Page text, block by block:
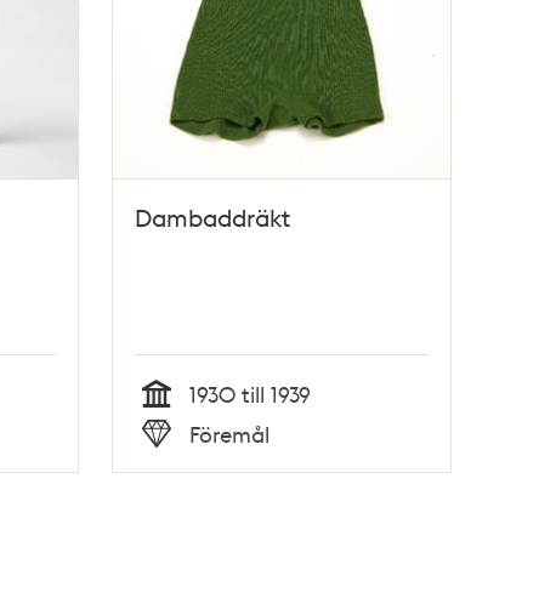
Dambaddräkt
Tid
1930 till 1939
Typ
Föremål